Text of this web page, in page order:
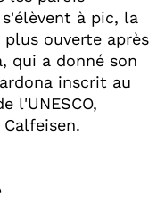
à pic, la
ouverte après
qui a donné son
inscrit au
l'UNESCO,